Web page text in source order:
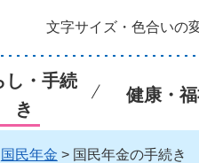
文字サイズ・色合いの
し・手続
き
健康・
国民年金 > 国民年金の手続き